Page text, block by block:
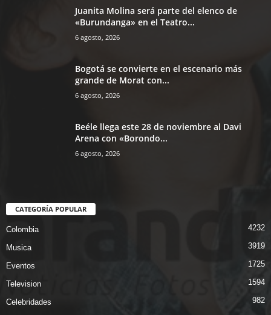
Juanita Molina será parte del elenco de
«Burundanga» en el Teatro...
6 agosto, 2026
Bogotá se convierte en el escenario más
grande de Morat con...
6 agosto, 2026
Beéle llega este 28 de noviembre al Davi
Arena con «Borondo...
6 agosto, 2026
CATEGORÍA POPULAR
Colombia 4232
Musica 3919
Eventos 1725
Television 1594
Celebridades
982